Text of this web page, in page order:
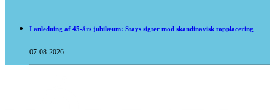
I anledning af 45-års jubilæum: Stays sigter mod skandinavisk topplacering
07-08-2026